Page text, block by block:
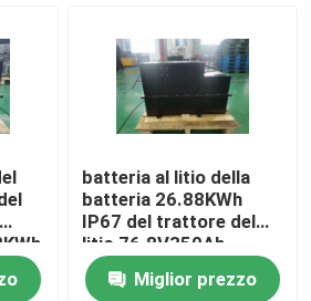
batteria al litio della
batteria 26.88KWh
IP67 del trattore del
litio 76.8V350Ah
Miglior prezzo